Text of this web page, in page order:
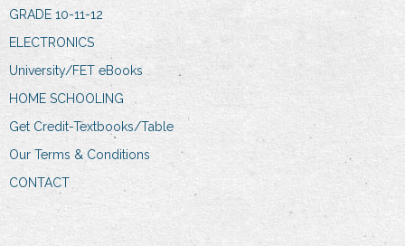
GRADE 10-11-12
ELECTRONICS
University/FET eBooks
HOME SCHOOLING
Get Credit-Textbooks/Table
Our Terms & Conditions
CONTACT